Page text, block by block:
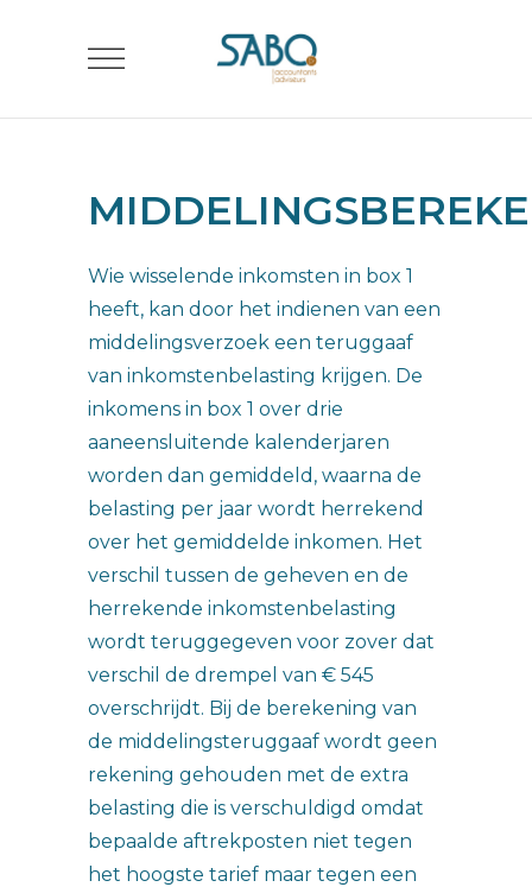
Wie wisselende inkomsten in box 1
heeft, kan door het indienen van een
middelingsverzoek een teruggaaf
van inkomstenbelasting krijgen. De
inkomens in box 1 over drie
aaneensluitende kalenderjaren
worden dan gemiddeld, waarna de
belasting per jaar wordt herrekend
over het gemiddelde inkomen. Het
verschil tussen de geheven en de
herrekende inkomstenbelasting
wordt teruggegeven voor zover dat
verschil de drempel van € 545
overschrijdt. Bij de berekening van
de middelingsteruggaaf wordt geen
rekening gehouden met de extra
belasting die is verschuldigd omdat
bepaalde aftrekposten niet tegen
het hoogste tarief maar tegen een